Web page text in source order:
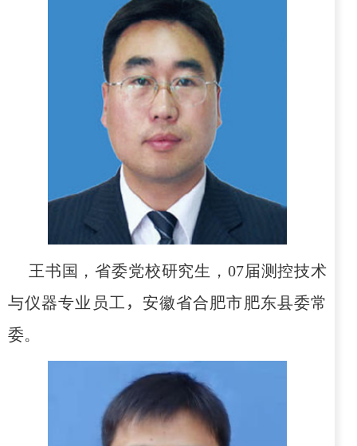
王书国，省委党校研究生， 07届测控技术
与仪器专业员工 ， 安徽省合肥市肥东县委常
委。